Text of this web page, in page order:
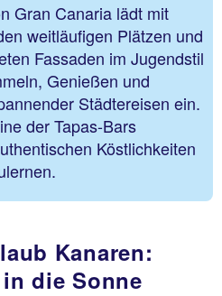
Gran Canaria lädt mit
weitläufigen Plätzen und
Fassaden im Jugendstil
Genießen und
Städtereisen ein.
der Tapas-Bars
Köstlichkeiten
Kanaren:
die Sonne